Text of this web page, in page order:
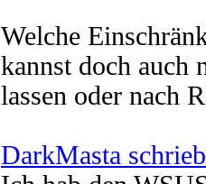
Welche
kannst doch auch
lassen oder nach
DarkMasta schrieb